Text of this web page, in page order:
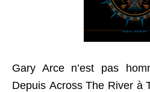
Gary Arce n’est pas
Depuis Across The River à